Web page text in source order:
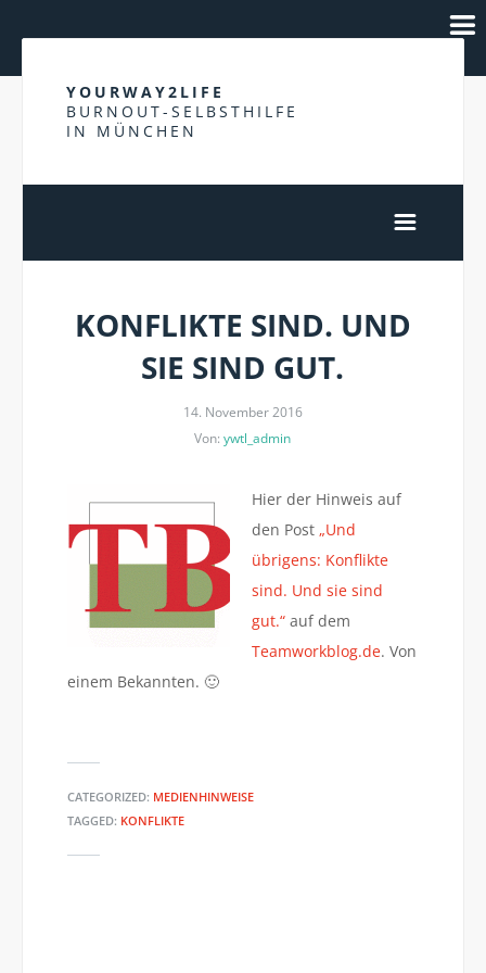
YOURWAY2LIFE
BURNOUT-SELBSTHILFE
IN MÜNCHEN
KONFLIKTE SIND. UND
SIE SIND GUT.
14. November 2016
Von:ywtl_admin
Hier der Hinweis auf
den Post „Und
übrigens: Konflikte
sind. Und sie sind
gut.“auf dem
Teamworkblog.de. Von
einem Bekannten. 🙂
CATEGORIZED: MEDIENHINWEISE
TAGGED: KONFLIKTE